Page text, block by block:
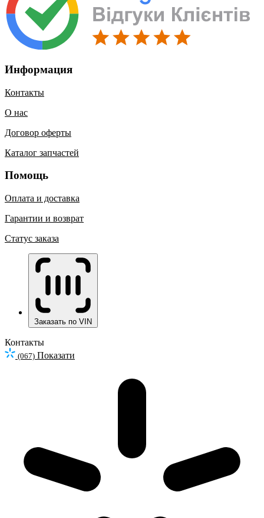
Информация
Контакты
О нас
Договор оферты
Каталог запчастей
Помощь
Оплата и доставка
Гарантии и возврат
Статус заказа
Заказать по VIN
Контакты
(067) Показати